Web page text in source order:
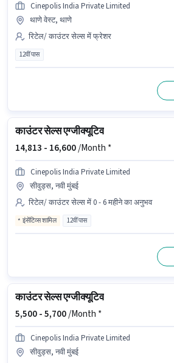
Cinepolis India Private Limited
थाणे वेस्ट, थाणे
रिटेल/ काउंटर सेल्स में फ्रेशर
12वीं पास
काउंटर सेल्स एग्जीक्यूटिव
14,813 - 16,600/Month *
Cinepolis India Private Limited
सीवुड्स, नवी मुंबई
रिटेल/ काउंटर सेल्स में 0 - 6 महीने का अनुभव
इंसेंटिव्स शामिल 12वीं पास
काउंटर सेल्स एग्जीक्यूटिव
5,500 -5,700/Month *
Cinepolis India Private Limited
सीवुड्स, नवी मुंबई